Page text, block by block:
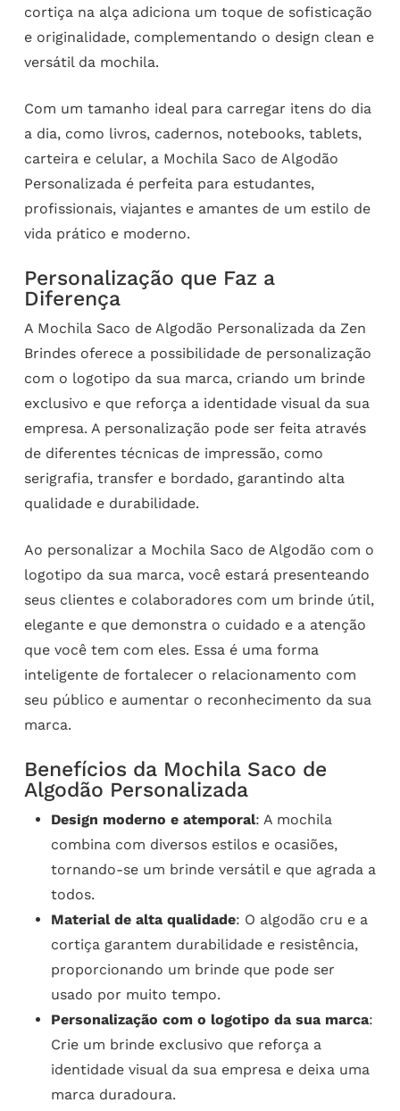
cortiça na alça adiciona um toque de sofisticação
e originalidade, complementando o design clean e
versátil da mochila.
Com um tamanho ideal para carregar itens do dia
a dia, como livros, cadernos, notebooks, tablets,
carteira e celular, a Mochila Saco de Algodão
Personalizada é perfeita para estudantes,
profissionais, viajantes e amantes de um estilo de
vida prático e moderno.
Personalização que Faz a
Diferença
A Mochila Saco de Algodão Personalizada da Zen
Brindes oferece a possibilidade de personalização
com o logotipo da sua marca, criando um brinde
exclusivo e que reforça a identidade visual da sua
empresa. A personalização pode ser feita através
de diferentes técnicas de impressão, como
serigrafia, transfer e bordado, garantindo alta
qualidade e durabilidade.
Ao personalizar a Mochila Saco de Algodão com o
logotipo da sua marca, você estará presenteando
seus clientes e colaboradores com um brinde útil,
elegante e que demonstra o cuidado e a atenção
que você tem com eles. Essa é uma forma
inteligente de fortalecer o relacionamento com
seu público e aumentar o reconhecimento da sua
marca.
Benefícios da Mochila Saco de
Algodão Personalizada
Design moderno e atemporal: A mochila
combina com diversos estilos e ocasiões,
tornando-se um brinde versátil e que agrada a
todos.
Material de alta qualidade: O algodão cru e a
cortiça garantem durabilidade e resistência,
proporcionando um brinde que pode ser
usado por muito tempo.
Personalização com o logotipo da sua marca:
Crie um brinde exclusivo que reforça a
identidade visual da sua empresa e deixa uma
marca duradoura.